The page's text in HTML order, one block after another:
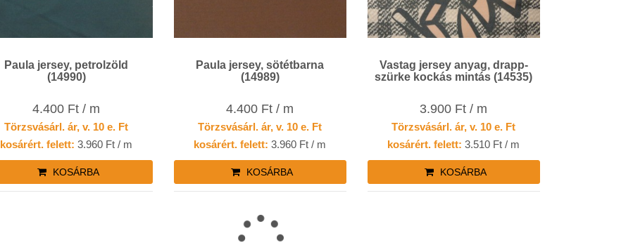
Paula jersey, petrolzöld
(14990)
4.400 Ft / m
Törzsvásárl. ár, v. 10 e. Ft
kosárért. felett: 3.960 Ft / m
KOSÁRBA
Paula jersey, sötétbarna
(14989)
4.400 Ft / m
Törzsvásárl. ár, v. 10 e. Ft
kosárért. felett: 3.960 Ft / m
KOSÁRBA
Vastag jersey anyag, drapp-
szürke kockás mintás (14535)
3.900 Ft / m
Törzsvásárl. ár, v. 10 e. Ft
kosárért. felett: 3.510 Ft / m
KOSÁRBA